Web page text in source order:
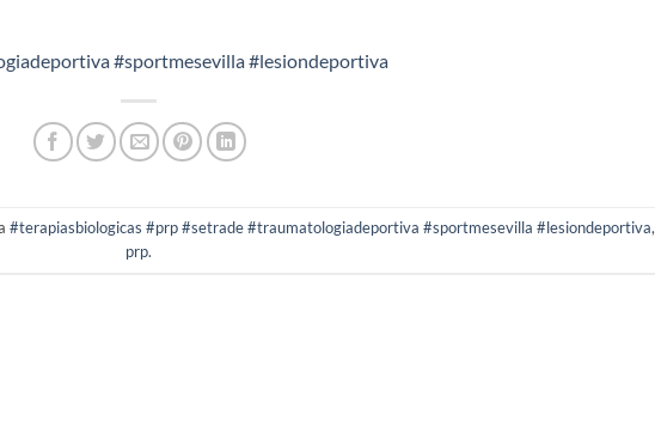
#sportmesevilla#lesiondeportiva
#terapiasbiologicas #prp #setrade #traumatologiadeportiva #sportmesevilla #lesiondeportiva,
prp.